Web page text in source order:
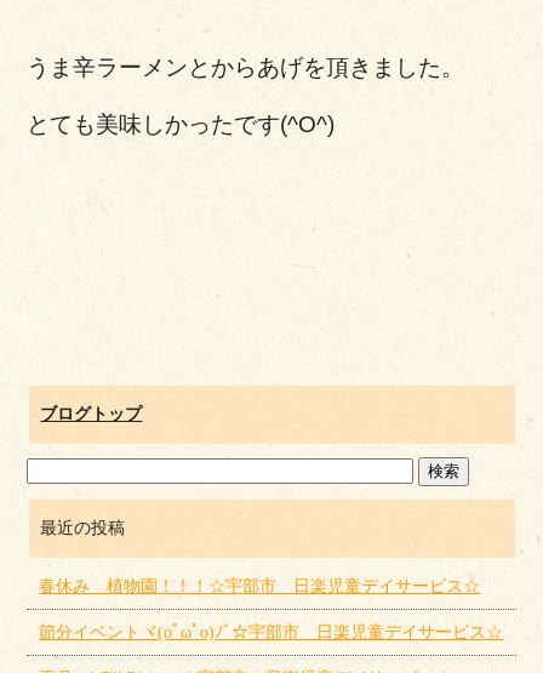
うま辛ラーメンとからあげを頂きました。
とても美味しかったです(^O^)
ブログトップ
最近の投稿
春休み 植物園！！！☆宇部市 日楽児童デイサービス☆
節分イベントヾ(oﾟωﾟo)ﾉﾞ☆宇部市 日楽児童デイサービス☆